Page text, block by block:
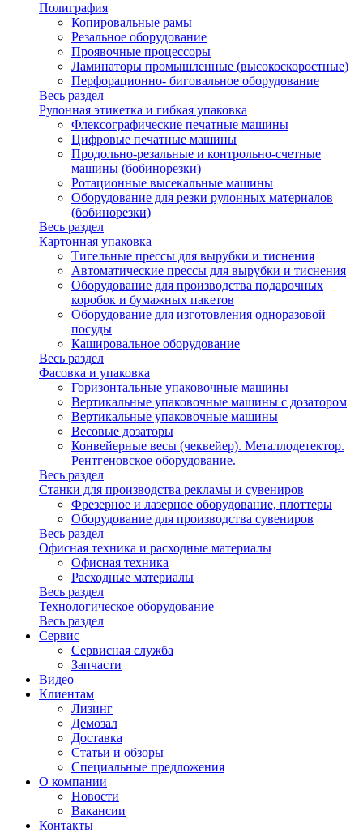
Полиграфия
Копировальные рамы
Резальное оборудование
Проявочные процессоры
Ламинаторы промышленные (высокоскоростные)
Перфорационно- биговальное оборудование
Весь раздел
Рулонная этикетка и гибкая упаковка
Флексографические печатные машины
Цифровые печатные машины
Продольно-резальные и контрольно-счетные
машины (бобинорезки)
Ротационные высекальные машины
Оборудование для резки рулонных материалов
(бобинорезки)
Весь раздел
Картонная упаковка
Тигельные прессы для вырубки и тиснения
Автоматические прессы для вырубки и тиснения
Оборудование для производства подарочных
коробок и бумажных пакетов
Оборудование для изготовления одноразовой
посуды
Кашировальное оборудование
Весь раздел
Фасовка и упаковка
Горизонтальные упаковочные машины
Вертикальные упаковочные машины с дозатором
Вертикальные упаковочные машины
Весовые дозаторы
Конвейерные весы (чеквейер). Металлодетектор.
Рентгеновское оборудование.
Весь раздел
Станки для производства рекламы и сувениров
Фрезерное и лазерное оборудование, плоттеры
Оборудование для производства сувениров
Весь раздел
Офисная техника и расходные материалы
Офисная техника
Расходные материалы
Весь раздел
Технологическое оборудование
Весь раздел
Сервис
Сервисная служба
Запчасти
Видео
Клиентам
Лизинг
Демозал
Доставка
Статьи и обзоры
Специальные предложения
О компании
Новости
Вакансии
Контакты